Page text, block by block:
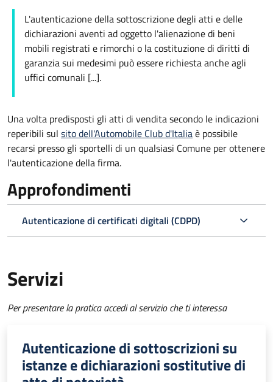
L'autenticazione della sottoscrizione degli atti e delle
dichiarazioni aventi ad oggetto l'alienazione di beni
mobili registrati e rimorchi o la costituzione di diritti di
garanzia sui medesimi può essere richiesta anche agli
uffici comunali [...].
Una volta predisposti gli atti di vendita secondo le indicazioni
reperibili sul sito dell'Automobile Club d'Italiaè possibile
recarsi presso gli sportelli di un qualsiasi Comune per ottenere
l'autenticazione della firma.
Approfondimenti
Autenticazione di certificati digitali (CDPD)
Servizi
Per presentare la pratica accedi al servizio che ti interessa
Autenticazione di sottoscrizioni su
istanze e dichiarazioni sostitutive di